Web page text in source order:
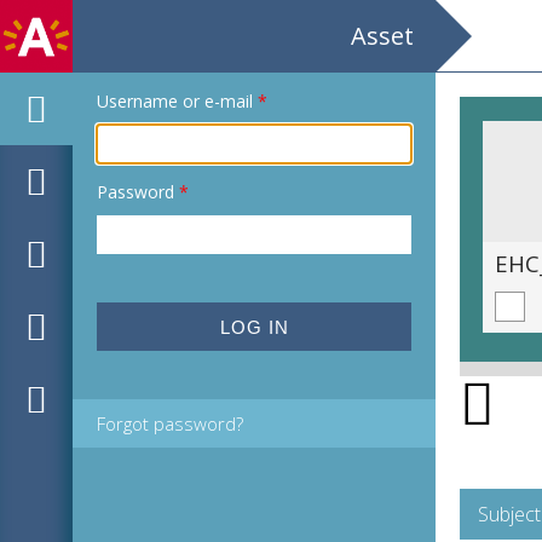
Asset
Username or e-mail *
Password *
Forgot password?
EHC_H180166_2021_0006.tif
Subject